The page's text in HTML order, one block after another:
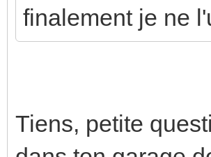
finalement je ne
Tiens, petite